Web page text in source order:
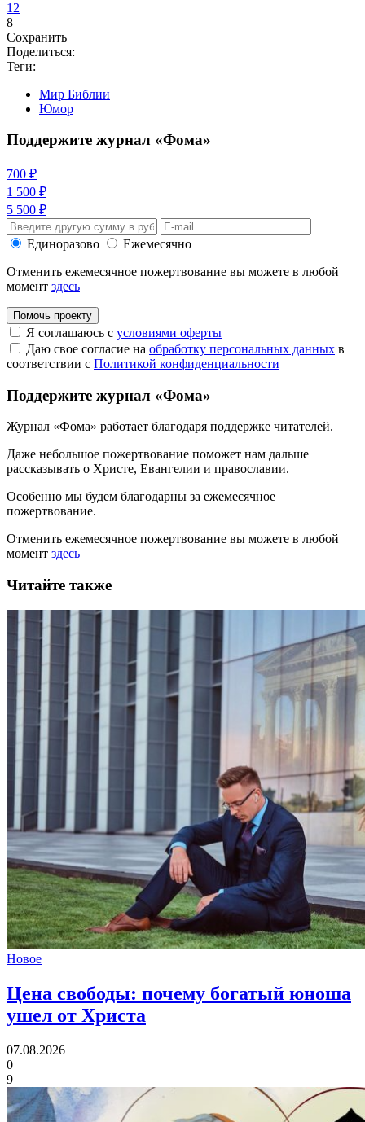
12
8
Сохранить
Поделиться:
Теги:
Мир Библии
Юмор
Поддержите журнал «Фома»
700 ₽
1 500 ₽
5 500 ₽
Единоразово
Ежемесячно
Отменить ежемесячное пожертвование вы можете в любой
момент здесь
Помочь проекту
Я соглашаюсь с условиями оферты
Даю свое согласие на обработку персональных данных в
соответствии с Политикой конфиденциальности
Поддержите журнал «Фома»
Журнал «Фома» работает благодаря поддержке читателей.
Даже небольшое пожертвование поможет нам дальше
рассказывать о Христе, Евангелии и православии.
Особенно мы будем благодарны за ежемесячное
пожертвование.
Отменить ежемесячное пожертвование вы можете в любой
момент здесь
Читайте также
Новое
Цена свободы: почему богатый юноша
ушел от Христа
07.08.2026
0
9